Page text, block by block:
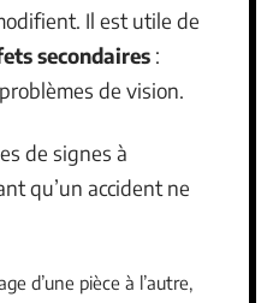
Il est utile de
secondaires :
de vision.
de signes à
qu’un accident ne
d’une pièce à l’autre,